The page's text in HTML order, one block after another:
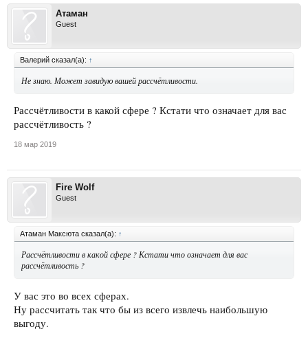
Атаман
Guest
Валерий сказал(а): ↑
Не знаю. Может завидую вашей рассчётливости.
Рассчётливости в какой сфере ? Кстати что означает для вас
рассчётливость ?
18 мар 2019
Fire Wolf
Guest
Атаман Максюта сказал(а): ↑
Рассчётливости в какой сфере ? Кстати что означает для вас
рассчётливость ?
У вас это во всех сферах.
Ну рассчитать так что бы из всего извлечь наибольшую
выгоду.